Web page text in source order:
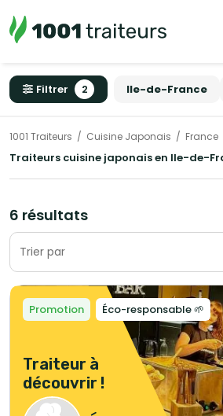
Filtrer 2 Ile-de-France
1001 Traiteurs Cuisine Japonais France
Traiteurs cuisine japonais en Ile-de-
6 résultats
Trier par
Traiteur à
découvrir !
Promotion Éco-responsable 🌱